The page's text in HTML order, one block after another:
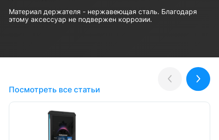
Материал держателя - нержавеющая сталь. Благодаря
этому аксессуар не подвержен коррозии.
Посмотреть все статьи
Назад